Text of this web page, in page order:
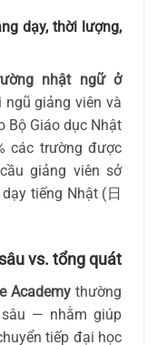
dạy, thời lượng,
nhật ngữ ở
giảng viên và
Bộ Giáo dục Nhật
các trường được
giảng viên sở
tiếng Nhật (日
vs. tổng quát
Academy thường
— nhằm giúp
tiếp đại học